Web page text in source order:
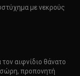
με νεκρούς
αιφνίδιο θάνατο
προπονητή